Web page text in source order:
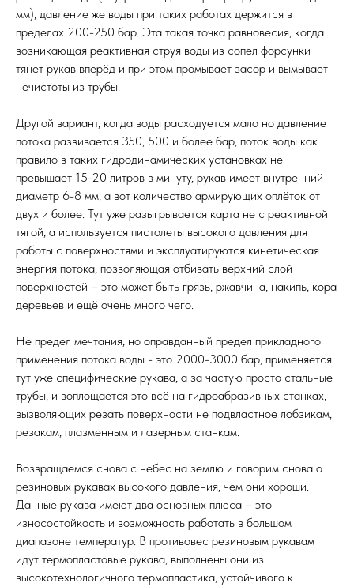
мм), давление же воды при таких работах держится в
пределах 200-250 бар. Эта такая точка равновесия, когда
возникающая реактивная струя воды из сопел форсунки
тянет рукав вперёд и при этом промывает засор и вымывает
нечистоты из трубы.
Другой вариант, когда воды расходуется мало но давление
потока развивается 350, 500 и более бар, поток воды как
правило в таких гидродинамических установках не
превышает 15-20 литров в минуту, рукав имеет внутренний
диаметр 6-8 мм, а вот количество армирующих оплёток от
двух и более. Тут уже разыгрывается карта не с реактивной
тягой, а используется пистолеты высокого давления для
работы с поверхностями и эксплуатируются кинетическая
энергия потока, позволяющая отбивать верхний слой
поверхностей – это может быть грязь, ржавчина, накипь, кора
деревьев и ещё очень много чего.
Не предел мечтания, но оправданный предел прикладного
применения потока воды - это 2000-3000 бар, применяется
тут уже специфические рукава, а за частую просто стальные
трубы, и воплощается это всё на гидроабразивных станках,
вызволяющих резать поверхности не подвластное лобзикам,
резакам, плазменным и лазерным станкам.
Возвращаемся снова с небес на землю и говорим снова о
резиновых рукавах высокого давления, чем они хороши.
Данные рукава имеют два основных плюса – это
износостойкость и возможность работать в большом
диапазоне температур. В противовес резиновым рукавам
идут термопластовые рукава, выполнены они из
высокотехнологичного термопластика, устойчивого к